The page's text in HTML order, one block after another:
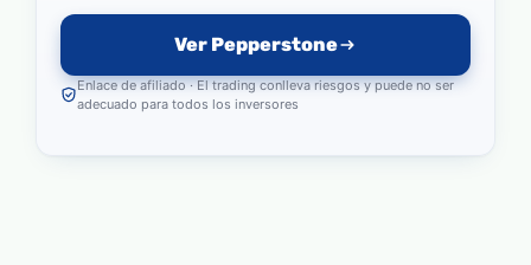
Ver Pepperstone
Enlace de afiliado · El trading conlleva riesgos y puede no ser
adecuado para todos los inversores